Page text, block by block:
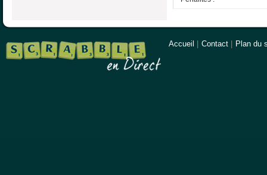
Accueil Contact Plan du